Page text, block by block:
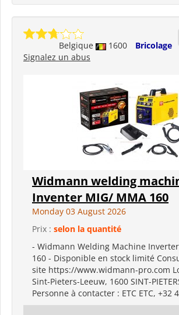
Belgique 1600
Bricolage
Signalez un abus
Widmann welding
Inventer MIG/ MMA 160
Monday 03 August 2026
Prix : selon la quantité
- Widmann Welding Machine
160 - Disponible en stock limité
site https://www.widmann-pro.com
Sint-Pieters-Leeuw, 1600 SINT-
Personne à contacter : ETC ETC, +32